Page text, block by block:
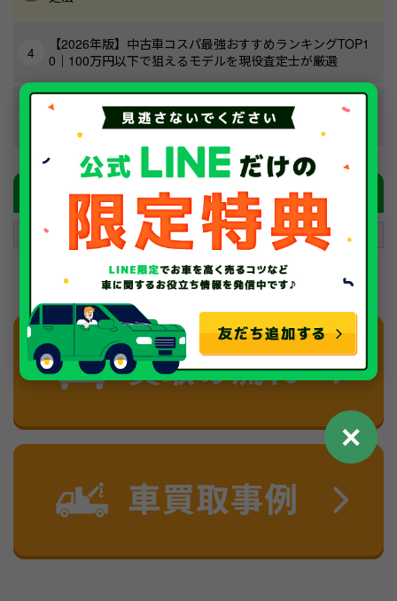
【2026年版】中古車コスパ最強おすすめランキングTOP1
0｜100万円以下で狙えるモデルを現役査定士が厳選
【2026年最新】軽自動車を白ナンバーにする全知識！今
選べる種類・費用・手続き・デメリットまで徹底解説
フリーワード検索
検索
✕